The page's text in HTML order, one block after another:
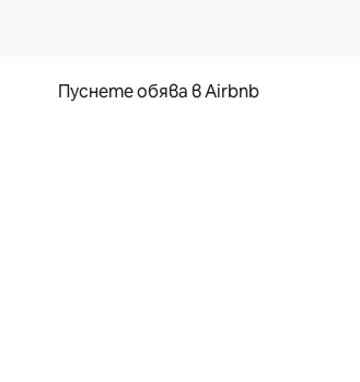
Пуснете обява в Airbnb